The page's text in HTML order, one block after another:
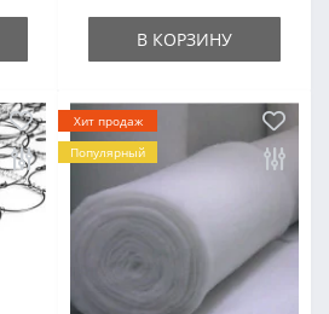
В КОРЗИНУ
Хит продаж
Популярный